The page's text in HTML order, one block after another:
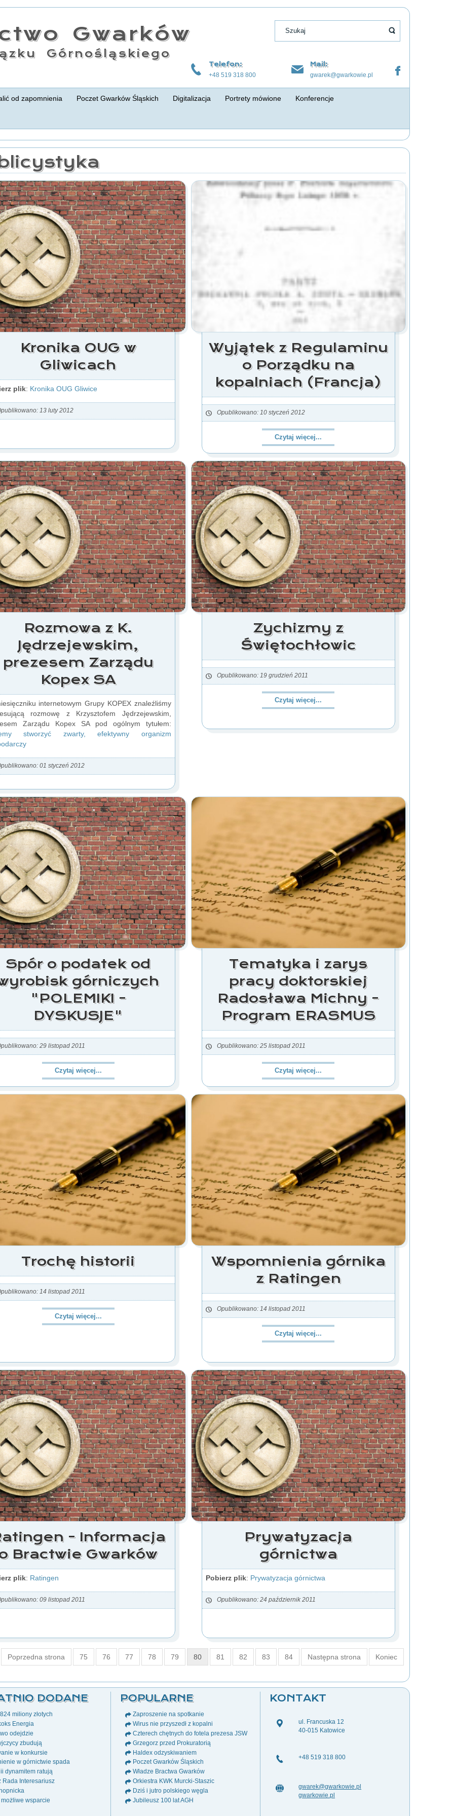
Gwarków
Górnośląskiego
Telefon:
+48 519 318 800
Mail:
gwarek@gwarkowie.pl
od zapomnienia Poczet Gwarków Śląskich Digitalizacja Portrety mówione Konferencje
Kronika OUG w
Gliwicach
plik: Kronika OUG Gliwice
13 luty 2012
Wyjątek z Regulaminu
o Porządku na
kopalniach (Francja)
Opublikowano: 10 styczeń 2012
Czytaj więcej...
Rozmowa z K.
Jędrzejewskim,
prezesem Zarządu
Kopex SA
internetowym Grupy KOPEX znaleźliśmy
rozmowę z Krzysztofem Jędrzejewskim,
Zarządu Kopex SA pod ogólnym tytułem:
stworzyć zwarty, efektywny organizm
01 styczeń 2012
Zychizmy z
Świętochłowic
Opublikowano: 19 grudzień 2011
Czytaj więcej...
Spór o podatek od
górniczych
"POLEMIKI -
DYSKUSJE"
29 listopad 2011
Czytaj więcej...
Tematyka i zarys
pracy doktorskiej
Radosława Michny -
Program ERASMUS
Opublikowano: 25 listopad 2011
Czytaj więcej...
Trochę historii
14 listopad 2011
Czytaj więcej...
Wspomnienia górnika
z Ratingen
Opublikowano: 14 listopad 2011
Czytaj więcej...
- Informacja
Bractwie Gwarków
plik: Ratingen
09 listopad 2011
Prywatyzacja
górnictwa
Pobierz plik: Prywatyzacja górnictwa
Opublikowano: 24 październik 2011
Poprzedna strona 75 76 77 78 79 80 81 82 83 84 Następna strona Koniec
DODANE
miliony złotych
Energia
odejdzie
zbudują
w konkursie
w górnictwie spada
dynamitem ratują
Rada Interesariusz
wsparcie
POPULARNE
Zaproszenie na spotkanie
Wirus nie przyszedł z kopalni
Czterech chętnych do fotela prezesa JSW
Grzegorz przed Prokuratorią
Haldex odzyskiwaniem
Poczet Gwarków Śląskich
Władze Bractwa Gwarków
Orkiestra KWK Murcki-Staszic
Dziś i jutro polskiego węgla
Jubileusz 100 lat AGH
KONTAKT
ul. Francuska 12
40-015 Katowice
+48 519 318 800
gwarek@gwarkowie.pl
gwarkowie.pl